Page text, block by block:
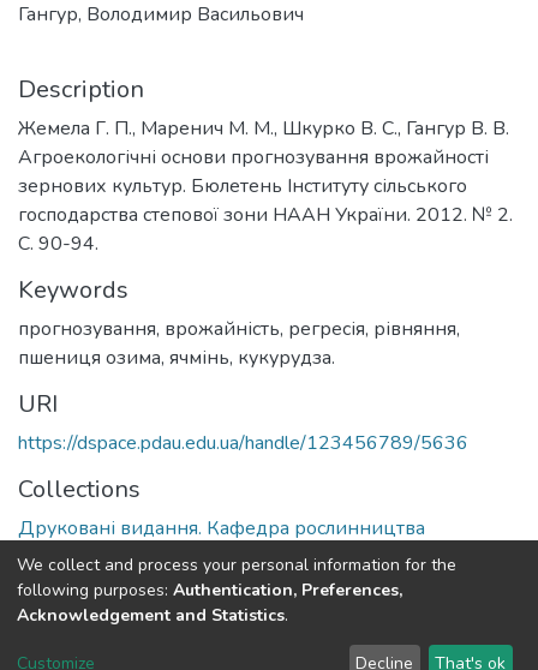
Гангур, Володимир Васильович
Description
Жемела Г. П., Маренич М. М., Шкурко В. С., Гангур В. В.
Агроекологічні основи прогнозування врожайності
зернових культур. Бюлетень Інституту сільського
господарства степової зони НААН України. 2012. № 2.
С. 90-94.
Keywords
прогнозування, врожайність, регресія, рівняння,
пшениця озима, ячмінь, кукурудза.
URI
https://dspace.pdau.edu.ua/handle/123456789/5636
Collections
Друковані видання. Кафедра рослинництва
Full item page
DSpace software copyright © 2002-2026 LYRASIS
We collect and process your personal information for the
following purposes: Authentication, Preferences,
Acknowledgement and Statistics.
Customize Decline That's ok